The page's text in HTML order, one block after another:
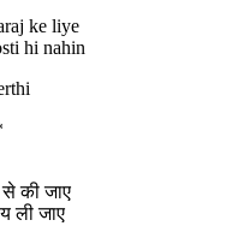
ke liye
hi nahin
से की जाए
ली जाए